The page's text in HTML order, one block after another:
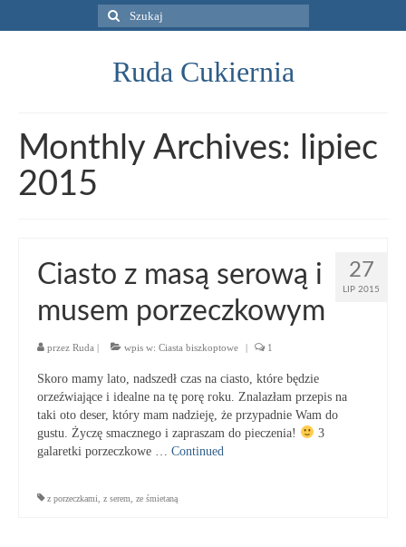
Szuklaj
w:
Ruda Cukiernia
Monthly Archives: lipiec
2015
27
LIP 2015
Ciasto z masą serową i
musem porzeczkowym
przez Ruda | wpis w: Ciasta biszkoptowe | 1
Skoro mamy lato, nadszedł czas na ciasto, które będzie
orzeźwiające i idealne na tę porę roku. Znalazłam przepis na
taki oto deser, który mam nadzieję, że przypadnie Wam do
gustu. Życzę smacznego i zapraszam do pieczenia!
3
galaretki porzeczkowe … Continued
z porzeczkami z serem ze śmietaną